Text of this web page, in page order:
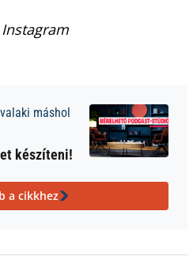
máshol
készíteni!
a cikkhez